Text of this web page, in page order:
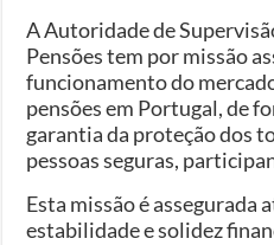
A Autoridade de
Pensões tem por missão
funcionamento do
pensões em Portugal, de
garantia da proteção dos
pessoas seguras,
Esta missão é assegurada
estabilidade e solidez